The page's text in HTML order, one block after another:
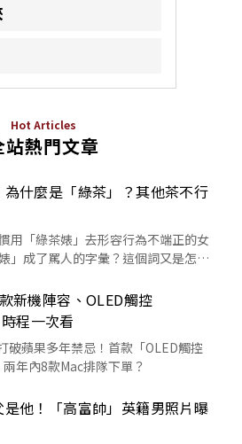
Hot Articles
站熱門文章
為什麼是「綠茶」？其他茶不行
用「綠茶婊」去形容行為不端正的女
」成了罵人的字彙？這個詞又是怎麼
新機陣容、OLED觸控
程一次看
破蘋果多年禁忌！首款「OLED觸控
年內8款Mac排隊下單？
他！「高富帥」英籍男照片曝